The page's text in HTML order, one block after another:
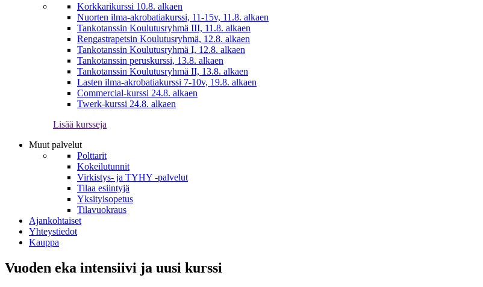
Korkkarikurssi 10.8. alkaen
Nuorten ilma-akrobatiakurssi, 11-15v, 11.8. alkaen
Tankotanssin Koulutusryhmä III, 11.8. alkaen
Rengastrapetsin Koulutusryhmä, 12.8. alkaen
Tankotanssin Koulutusryhmä I, 12.8. alkaen
Tankotanssin peruskurssi, 13.8. alkaen
Tankotanssin Koulutusryhmä II, 13.8. alkaen
Lasten ilma-akrobatiakurssi 7-10v, 19.8. alkaen
Commercial-kurssi 24.8. alkaen
Twerk-kurssi 24.8. alkaen
Lisää kursseja
Muut palvelut
Polttarit
Kokeilutunnit
Virkistys- ja TYHY -palvelut
Tilaa esiintyjä
Yksityisopetus
Tilavuokraus
Ajankohtaiset
Yhteystiedot
Kauppa
Vuoden eka intensiivi ja uusi kurssi